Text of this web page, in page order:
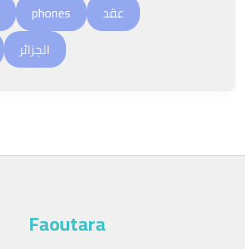
phones
عقد
الجزائر
Faoutara